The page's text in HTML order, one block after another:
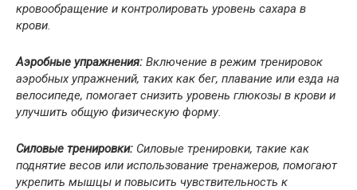
кровообращение и контролировать уровень сахара в
крови.
Аэробные упражнения: Включение в режим тренировок
аэробных упражнений, таких как бег, плавание или езда на
велосипеде, помогает снизить уровень глюкозы в крови и
улучшить общую физическую форму.
Силовые тренировки: Силовые тренировки, такие как
поднятие весов или использование тренажеров, помогают
укрепить мышцы и повысить чувствительность к